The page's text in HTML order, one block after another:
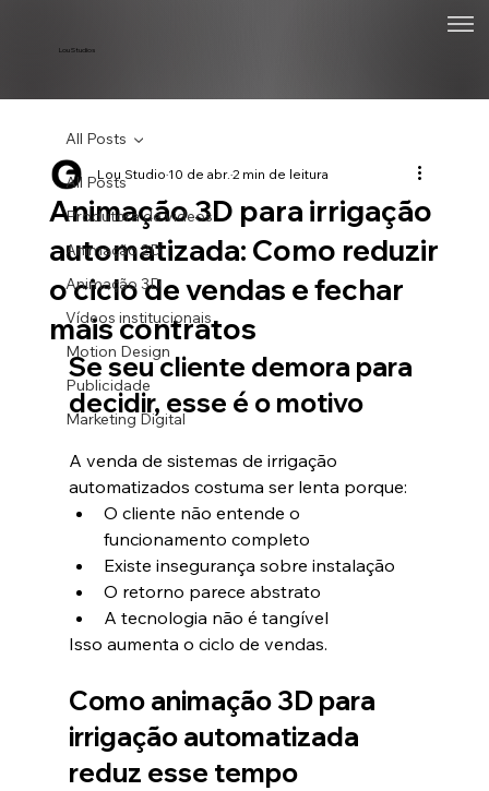
Lou Studios
All Posts
Produtora de vídeos
Animação 2D
Animação 3D
Vídeos institucionais
Motion Design
Publicidade
Marketing Digital
All Posts
Animação 3D para irrigação
automatizada: Como reduzir
o ciclo de vendas e fechar
mais contratos
Lou Studio10 de abr.2 min de leitura
Se seu cliente demora para
decidir, esse é o motivo
A venda de sistemas de irrigação
automatizados costuma ser lenta porque:
O cliente não entende o
funcionamento completo
Existe insegurança sobre instalação
O retorno parece abstrato
A tecnologia não é tangível
Isso aumenta o ciclo de vendas.
Como animação 3D para
irrigação automatizada
reduz esse tempo